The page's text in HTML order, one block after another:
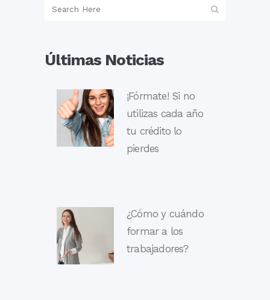
Últimas Noticias
¡Fórmate! Si no
utilizas cada año
tu crédito lo
pierdes
¿Cómo y cuándo
formar a los
trabajadores?